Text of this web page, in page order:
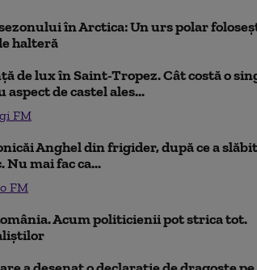
în Arctica: Un urs polar
halteră
de lux în Saint-Tropez. Cât costă o
de castel ales...
FM
Anghel din frigider, după ce a
Nu mai fac ca...
FM
Acum politicienii pot strica tot.